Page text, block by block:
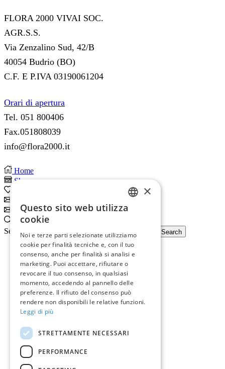
FLORA 2000 VIVAI SOC.
AGR.S.S.
Via Zenzalino Sud, 42/B
40054 Budrio (BO)
C.F. E P.IVA 03190061204
Orari di apertura
Tel. 051 800406
Fax.051808039
info@flora2000.it
Home
Shop
Subscribe
Search
Search input
Search
×
Questo sito web utilizza
cookie
Noi e terze parti selezionate utilizziamo
cookie per finalità tecniche e, con il tuo
consenso, anche per finalità si analisi e
marketing. Puoi accettare, rifiutare o
revocare il tuo consenso, in qualsiasi
momento, accedendo al pannello delle
preferenze. Il rifiuto del consenso può
rendere non disponibili le relative funzioni.
Leggi di più
STRETTAMENTE NECESSARI
PERFORMANCE